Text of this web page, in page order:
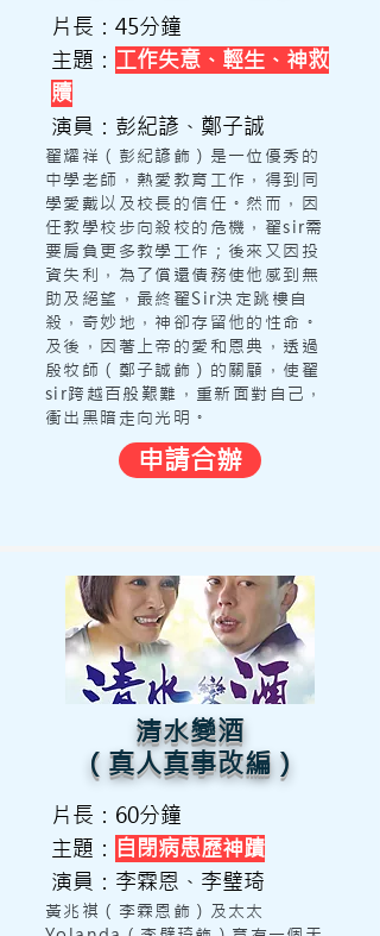
片長：45分鐘
主題： 工作失意、輕生、神救
贖
演員：彭紀諺、鄭子誠
翟耀祥（彭紀諺飾）是一位優秀的
中學老師，熱愛教育工作，得到同
學愛戴以及校長的信任。然而，因
任教學校步向殺校的危機，翟sir需
要肩負更多教學工作；後來又因投
資失利，為了償還債務使他感到無
助及絕望，最終翟Sir決定跳樓自
殺，奇妙地，神卻存留他的性命。
及後，因著上帝的愛和恩典，透過
殷牧師（鄭子誠飾）的關顧，使翟
sir跨越百般艱難，重新面對自己，
衝出黑暗走向光明。
申請合辦
清水變酒
（真人真事改編）
片長：60分鐘
主題： 自閉病患歷神蹟
演員：李霖恩、李璧琦
黃兆祺（李霖恩飾）及太太